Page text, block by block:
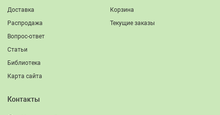
Контакты
Доставка
Распродажа
Вопрос-ответ
Статьи
Библиотека
Карта сайта
Корзина
Текущие заказы